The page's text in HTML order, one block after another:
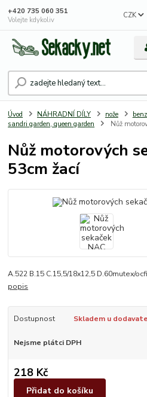
CZK
+420 735 060 351
Volejte kdykoliv
Úvod NÁHRADNÍ DÍLY nože
sandri garden, queen garden
Nůž
Nůž motorových
53cm žací
A.522 B.15 C.15,5/18x12,5 D.60mutex/
popis
Dostupnost Skladem u
Nejsme plátci DPH
218 Kč
Přidat do košíku